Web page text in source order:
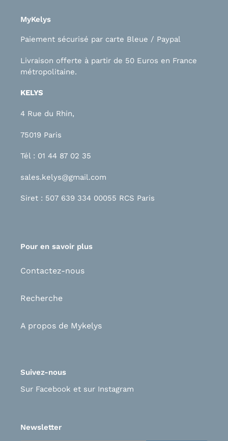
MyKelys
Paiement sécurisé par carte Bleue / Paypal
Livraison offerte à partir de 50 Euros en France
métropolitaine.
KELYS
4 Rue du Rhin,
75019 Paris
Tél : 01 44 87 02 35
sales.kelys@gmail.com
Siret : 507 639 334 00055 RCS Paris
Pour en savoir plus
Contactez-nous
Recherche
A propos de Mykelys
Suivez-nous
Sur Facebook et sur Instagram
Newsletter